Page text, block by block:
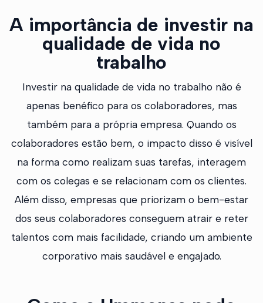
A importância de investir na
qualidade de vida no
trabalho
Investir na qualidade de vida no trabalho não é
apenas benéfico para os colaboradores, mas
também para a própria empresa. Quando os
colaboradores estão bem, o impacto disso é visível
na forma como realizam suas tarefas, interagem
com os colegas e se relacionam com os clientes.
Além disso, empresas que priorizam o bem-estar
dos seus colaboradores conseguem atrair e reter
talentos com mais facilidade, criando um ambiente
corporativo mais saudável e engajado.